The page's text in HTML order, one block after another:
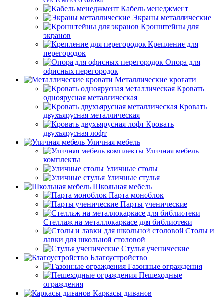
Кабель менеджмент
Экраны металлические
Кронштейны для
экранов
Крепление для
перегородок
Опора для
офисных перегородок
Металлические кровати
Кровать
одноярусная металлическая
Кровать
двухъярусная металлическая
Кровать
двухъярусная лофт
Уличная мебель
Уличная мебель
комплекты
Уличные столы
Уличные стулья
Школьная мебель
Парта моноблок
Парты ученические
Стеллаж на металлокаркасе для библиотеки
Столы и
лавки для школьной столовой
Стулья ученические
Благоустройство
Газонные ограждения
Пешеходные
ограждения
Каркасы диванов